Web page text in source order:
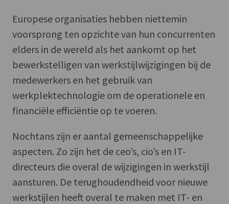
Europese organisaties hebben niettemin
voorsprong ten opzichte van hun concurrenten
elders in de wereld als het aankomt op het
bewerkstelligen van werkstijlwijzigingen bij de
medewerkers en het gebruik van
werkplektechnologie om de operationele en
financiële efficiëntie op te voeren.
Nochtans zijn er aantal gemeenschappelijke
aspecten. Zo zijn het de ceo’s, cio’s en IT-
directeurs die overal de wijzigingen in werkstijl
aansturen. De terughoudendheid voor nieuwe
werkstijlen heeft overal te maken met IT- en